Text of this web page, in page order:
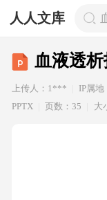
人人文库
血液透
上传人：1*** IP属地
PPTX
页数：35 大